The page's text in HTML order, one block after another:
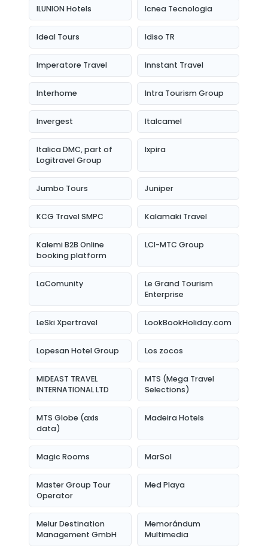
ILUNION Hotels Icnea Tecnologia
Ideal Tours Idiso TR
Imperatore Travel Innstant Travel
Interhome Intra Tourism Group
Invergest Italcamel
Italica DMC, part of
Logitravel Group
Ixpira
Jumbo Tours Juniper
KCG Travel SMPC Kalamaki Travel
Kalemi B2B Online
booking platform
LCI-MTC Group
LaComunity
Le Grand Tourism
Enterprise
LeSki Xpertravel LookBookHoliday.com
Lopesan Hotel Group Los zocos
MIDEAST TRAVEL
INTERNATIONAL LTD
MTS (Mega Travel
Selections)
MTS Globe (axis
data)
Madeira Hotels
Magic Rooms MarSol
Master Group Tour
Operator
Med Playa
Melur Destination
Management GmbH
Memorándum
Multimedia